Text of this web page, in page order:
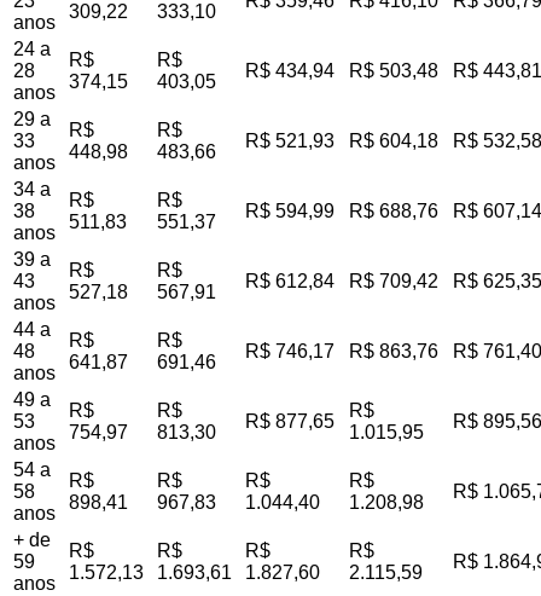
anos
309,22
333,10
24 a
28
anos
R$
374,15
R$
403,05
R$ 434,94 R$ 503,48 R$ 443,81
29 a
33
anos
R$
448,98
R$
483,66
R$ 521,93 R$ 604,18 R$ 532,58
34 a
38
anos
R$
511,83
R$
551,37
R$ 594,99 R$ 688,76 R$ 607,14
39 a
43
anos
R$
527,18
R$
567,91
R$ 612,84 R$ 709,42 R$ 625,35
44 a
48
anos
R$
641,87
R$
691,46
R$ 746,17 R$ 863,76 R$ 761,40
49 a
53
anos
R$
754,97
R$
813,30
R$ 877,65
R$
1.015,95
R$ 895,56
54 a
58
anos
R$
898,41
R$
967,83
R$
1.044,40
R$
1.208,98
R$
+ de
59
anos
R$
1.572,13
R$
1.693,61
R$
1.827,60
R$
2.115,59
R$